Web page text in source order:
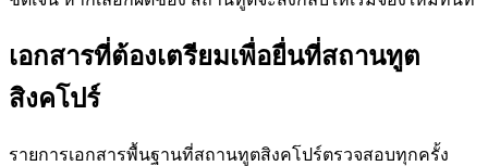
เอกสารที่ต้องเตรียมเพื่อยื่นที่สถานทูต
สิงคโปร์
รายการเอกสารพื้นฐานที่สถานทูตสิงคโปร์ตรวจสอบทุกครั้ง